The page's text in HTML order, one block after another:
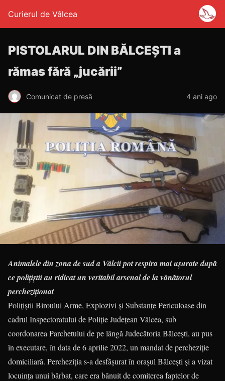
Curierul de Vâlcea
PISTOLARUL DIN BĂLCEȘTI a
rămas fără „jucării”
Comunicat de presă 4 ani ago
Animalele din zona de sud a Vâlcii pot respira mai ușurate după
ce polițiștii au ridicat un veritabil arsenal de la vânătorul
percheziționat
Polițiștii Biroului Arme, Explozivi și Substanțe Periculoase din
cadrul Inspectoratului de Poliție Județean Vâlcea, sub
coordonarea Parchetului de pe lângă Judecătoria Bălcești, au pus
în executare, în data de 6 aprilie 2022, un mandat de percheziție
domiciliară. Percheziția s-a desfășurat în orașul Bălcești și a vizat
locuința unui bărbat, care era bănuit de comiterea faptelor de